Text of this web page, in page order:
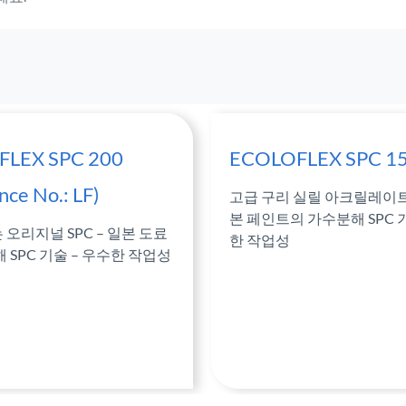
SPC 200
No.: LF)
오리지널 SPC – 일본 도료
SPC 기술 – 우수한 작업성
ECOLOFLEX SPC
고급 구리 실릴 아크릴레이
본 페인트의 가수분해 SPC
한 작업성